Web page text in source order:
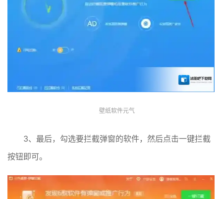
壁纸软件元气
3、最后，勾选要拦截弹窗的软件，然后点击一键拦截
按钮即可。